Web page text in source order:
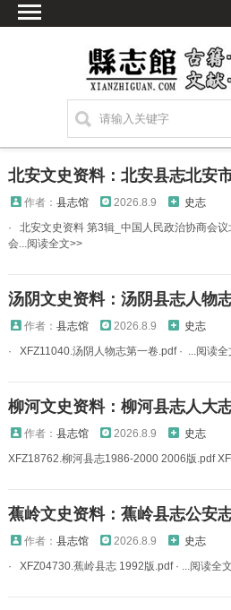
新编方志
网站声明
作者： 县志馆 2026.8.9
史志
· 北安文史资料 第3辑_中国人民政治协商会
会...阅读全文>>
作者： 县志馆 2026.8.9
史志
· XFZ11040.汤阴人物志第一卷.pdf · ...阅读全
作者： 县志馆 2026.8.9
史志
XFZ18762.柳河县志1986-2000 2006版.pdf
作者： 县志馆 2026.8.9
史志
· XFZ04730.蕉岭县志 1992版.pdf · ...阅读全